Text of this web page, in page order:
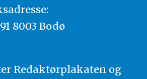
8003 Bodø
Redaktørplakaten og